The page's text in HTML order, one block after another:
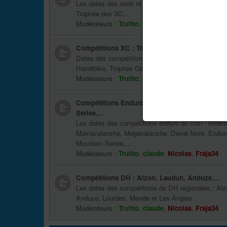
Les dates des raids et vétathlons : Raid Vaunage
Trophée des 3C,...
Modérateurs : Trufito,
Compétitions XC : Transvésubienne, Handibike,
Dates des compétitions XC : Transvésubienne,
Handibike, Trophée Oxcitane,...
Modérateurs : Trufito,
Compétitions Enduro : Riders Trip,
Series,...
Les dates des compétitions enduro du coin :
Maxiavalanche, Megavalanche, Deval Nore,
Mountain Series,...
Modérateurs : Trufito, claude, Nicolas, Fraja34
Compétitions DH : Alzon, Laudun, Anduze,...
Les dates des compétitions de DH régionales :
Anduze, Lourdes, Mende et Les Angles
Modérateurs : Trufito, claude, Nicolas, Fraja34